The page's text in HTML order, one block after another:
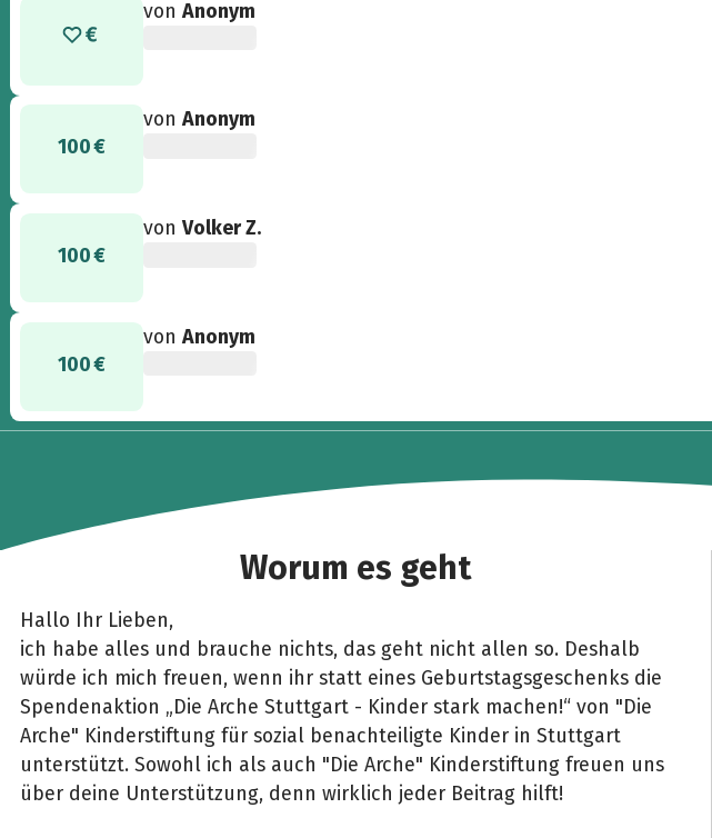
vonAnonym
100 €
vonAnonym
100 €
vonVolker Z.
100 €
vonAnonym
Worum es geht
Hallo Ihr Lieben,
ich habe alles und brauche nichts, das geht nicht allen so. Deshalb
würde ich mich freuen, wenn ihr statt eines Geburtstagsgeschenks die
Spendenaktion „Die Arche Stuttgart - Kinder stark machen!“ von "Die
Arche" Kinderstiftung für sozial benachteiligte Kinder in Stuttgart
unterstützt. Sowohl ich als auch "Die Arche" Kinderstiftung freuen uns
über deine Unterstützung, denn wirklich jeder Beitrag hilft!